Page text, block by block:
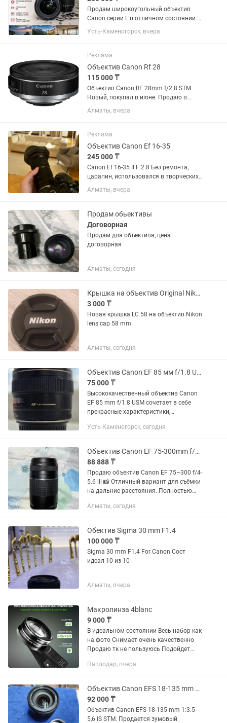
Продам широкоугольный объектив
Canon серии L в отличном состоянии.
Canon EF 16-35mm f/4L IS USM.
Отличное состояние, стекла чистые,
стабилизация работают идеально....
Усть-Каменогорск, вчера
Реклама
Объектив Canon Rf 28
115 000 ₸
Объектив Canon RF 28mm f/2.8 STM
Новый, покупал в июне. Продаю в
связи ненадобностью.
Алматы, вчера
Реклама
Объектив Canon Ef 16-35
245 000 ₸
Canon Ef 16-35 II F 2.8 Без ремонта,
царапин, использовался в творческих
целях, в банкетах не был. Состояние
10/10. Торг минимальный. Продаю так
Алматы, вчера
Продам обьективы
Договорная
Продам два объектива, цена
договорная
Алматы, сегодня
Крышка на объектив Original Nikon 58 mm
3 000 ₸
Новая крышка LC 58 на объектив Nikon
lens cap 58 mm
Алматы, сегодня
Объектив Canon EF 85 мм f/1.8 USM
75 000 ₸
Высококачественный объектив Canon
EF 85 mm f/1.8 USM сочетает в себе
прекрасные характеристики,
формировать изображения
сравнительно невысокую для...
Усть-Каменогорск, сегодня
Объектив Canon EF 75-300mm f/4-5.6 lll
88 888 ₸
Продаю объектив Canon EF 75–300 f/4-
5.6 lll 📸 Отличный вариант для съёмки
на дальние расстояния. Полностью
нареканий. Есть небольшой внешний
Алматы, сегодня
Обектив Sigma 30 mm F1.4
100 000 ₸
Sigma 30 mm F1.4 For Canon Сост
идеал 10 из 10
Алматы, вчера
Макролинза 4blanc
9 000 ₸
В идеальном состоянии Весь набор как
на фото Снимает очень качественно
Продаю тк не пользуюсь Подойдет
макро фото
Павлодар, вчера
Объектив Canon EFS 18-135 mm 13.5-5,6 IS STM
92 000 ₸
Объектив Canon EFS 18-135 mm 1:3.5-
5,6 IS STM. Продается зумовый